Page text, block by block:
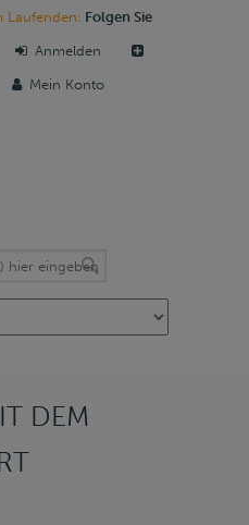
Laufenden: Folgen Sie
Anmelden
Mein Konto
DEM